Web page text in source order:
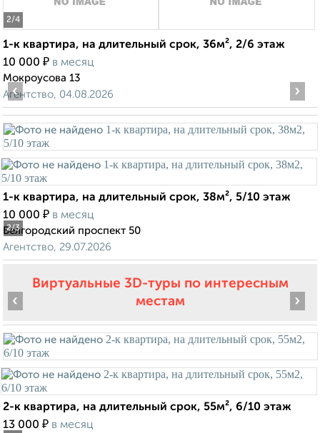
2/4
1-к квартира, на длительный срок, 36м², 2/6 этаж
10 000 ₽ в месяц
Мокроусова 13
Агентство, 04.08.2026
2/3
‹ ›
1-к квартира, на длительный срок, 38м², 5/10 этаж
10 000 ₽ в месяц
Белгородский проспект 50
Агентство, 29.07.2026
Виртуальные 3D-туры по интересным
местам
‹ ›
2-к квартира, на длительный срок, 55м², 6/10 этаж
13 000 ₽ в месяц